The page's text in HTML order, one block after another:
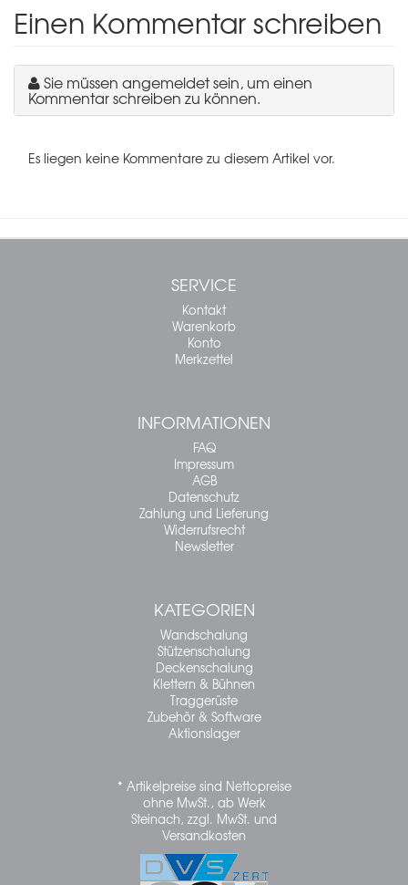
Einen Kommentar schreiben
Sie müssen angemeldet sein, um einen
Kommentar schreiben zu können.
Es liegen keine Kommentare zu diesem Artikel vor.
SERVICE
Kontakt
Warenkorb
Konto
Merkzettel
INFORMATIONEN
FAQ
Impressum
AGB
Datenschutz
Zahlung und Lieferung
Widerrufsrecht
Newsletter
KATEGORIEN
Wandschalung
Stützenschalung
Deckenschalung
Klettern & Bühnen
Traggerüste
Zubehör & Software
Aktionslager
* Artikelpreise sind Nettopreise
ohne MwSt., ab Werk
Steinach, zzgl. MwSt. und
Versandkosten